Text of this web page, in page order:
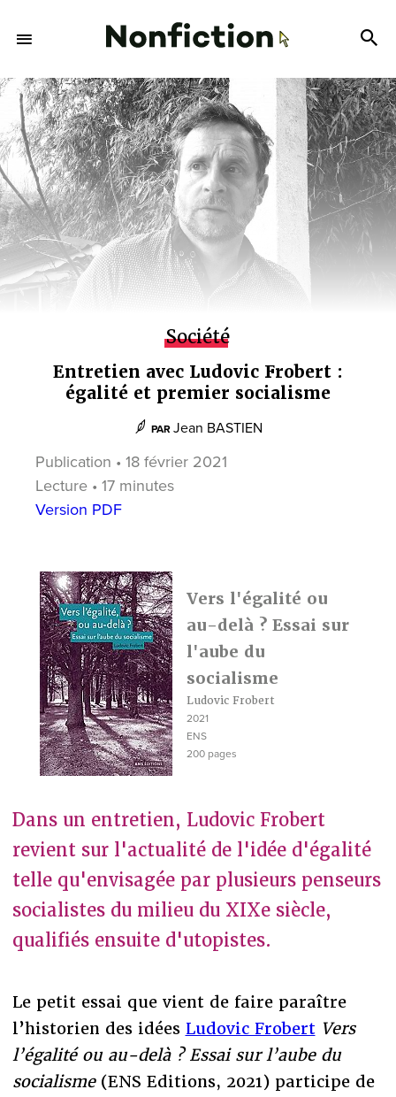
Société
Entretien avec Ludovic Frobert :
égalité et premier socialisme
PAR Jean BASTIEN
Publication • 18 février 2021
Lecture • 17 minutes
Version PDF
Vers l'égalité ou
au-delà ? Essai sur
l'aube du
socialisme
Ludovic Frobert
2021
ENS
200 pages
Dans un entretien, Ludovic Frobert
revient sur l'actualité de l'idée d'égalité
telle qu'envisagée par plusieurs penseurs
socialistes du milieu du XIXe siècle,
qualifiés ensuite d'utopistes.
Le petit essai que vient de faire paraître
l’historien des idées Ludovic Frobert Vers
l’égalité ou au-delà ? Essai sur l’aube du
socialisme(ENS Editions, 2021) participe de